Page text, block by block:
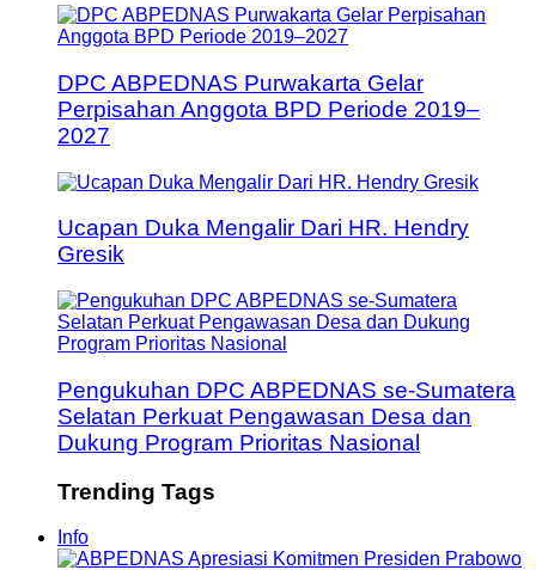
DPC ABPEDNAS Purwakarta Gelar
Perpisahan Anggota BPD Periode 2019–
2027
Ucapan Duka Mengalir Dari HR. Hendry
Gresik
Pengukuhan DPC ABPEDNAS se-Sumatera
Selatan Perkuat Pengawasan Desa dan
Dukung Program Prioritas Nasional
Trending Tags
Info